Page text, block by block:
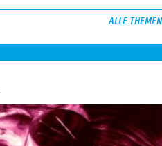
ALLE THEMEN